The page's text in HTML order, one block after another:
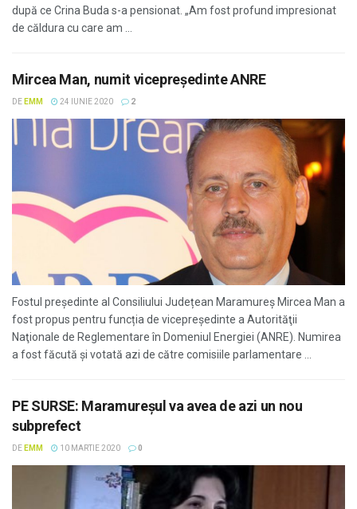
după ce Crina Buda s-a pensionat. „​Am fost profund impresionat
de căldura cu care am ...
Mircea Man, numit vicepreședinte ANRE
DE EMM 24 IUNIE 2020 2
Fostul președinte al Consiliului Județean Maramureș Mircea Man a
fost propus pentru funcția de vicepreședinte a Autorităţii
Naţionale de Reglementare în Domeniul Energiei (ANRE). Numirea
a fost făcută și votată azi de către comisiile parlamentare ...
PE SURSE: Maramureșul va avea de azi un nou
subprefect
DE EMM 10 MARTIE 2020 0